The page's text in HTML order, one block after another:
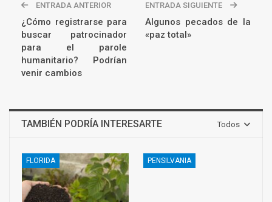
ENTRADA ANTERIOR
¿Cómo registrarse para
buscar patrocinador
para el parole
humanitario? Podrían
venir cambios
ENTRADA SIGUIENTE
Algunos pecados de la
«paz total»
Todos
TAMBIÉN PODRÍA INTERESARTE
FLORIDA PENSILVANIA